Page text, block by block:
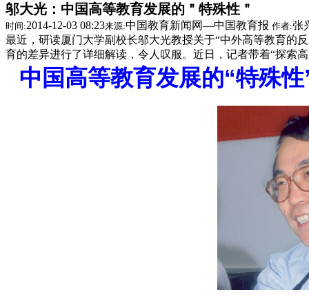
邬大光：中国高等教育发展的＂特殊性＂
时间:2014-12-03 08:23来源:中国教育新闻网—中国教育报 作者:张
最近，研读厦门大学副校长邬大光教授关于“中外高等教育的
育的差异进行了详细解读，令人叹服。近日，记者带着“探索
中国高等教育发展的“特殊